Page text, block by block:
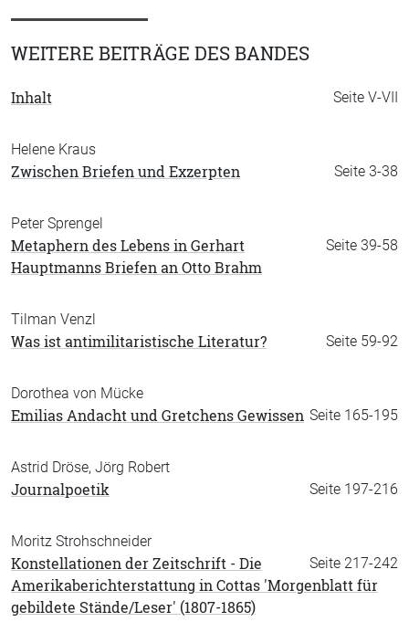
WEITERE BEITRÄGE DES BANDES
Seite V-VII
Inhalt
Helene Kraus
Seite 3-38
Zwischen Briefen und Exzerpten
Peter Sprengel
Seite 39-58
Metaphern des Lebens in Gerhart
Hauptmanns Briefen an Otto Brahm
Tilman Venzl
Seite 59-92
Was ist antimilitaristische Literatur?
Dorothea von Mücke
Seite 165-195
Emilias Andacht und Gretchens Gewissen
Astrid Dröse, Jörg Robert
Seite 197-216
Journalpoetik
Moritz Strohschneider
Seite 217-242
Konstellationen der Zeitschrift - Die
Amerikaberichterstattung in Cottas 'Morgenblatt für
gebildete Stände/Leser' (1807-1865)